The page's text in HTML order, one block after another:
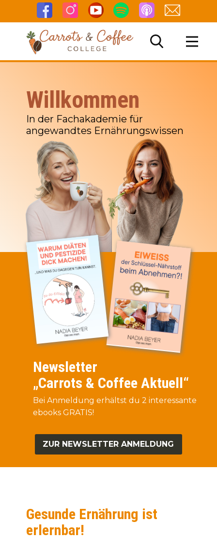
In der Fachakademie für
angewandtes Ernährungswissen
Willkommen
Newsletter
„Carrots & Coffee Aktuell“
Bei Anmeldung erhältst du 2 interessante
ebooks GRATIS!
ZUR NEWSLETTER ANMELDUNG
Gesunde Ernährung ist
erlernbar!